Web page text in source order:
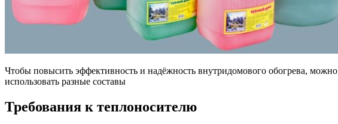
Чтобы повысить эффективность и надёжность внутридомового обогрева, можно
использовать разные составы
Требования к теплоносителю